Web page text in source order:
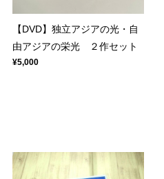
【DVD】独立アジアの光・自
由アジアの栄光 ２作セット
¥5,000